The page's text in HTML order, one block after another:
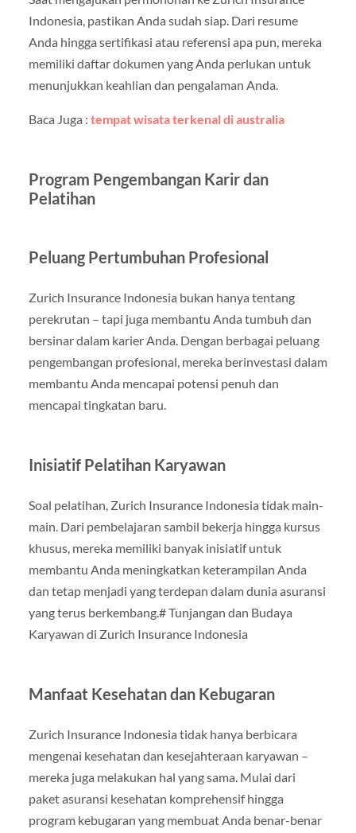
Indonesia, pastikan Anda sudah siap. Dari resume
Anda hingga sertifikasi atau referensi apa pun, mereka
memiliki daftar dokumen yang Anda perlukan untuk
menunjukkan keahlian dan pengalaman Anda.
Baca Juga : tempat wisata terkenal di australia
Program Pengembangan Karir dan
Pelatihan
Peluang Pertumbuhan Profesional
Zurich Insurance Indonesia bukan hanya tentang
perekrutan – tapi juga membantu Anda tumbuh dan
bersinar dalam karier Anda. Dengan berbagai peluang
pengembangan profesional, mereka berinvestasi dalam
membantu Anda mencapai potensi penuh dan
mencapai tingkatan baru.
Inisiatif Pelatihan Karyawan
Soal pelatihan, Zurich Insurance Indonesia tidak main-
main. Dari pembelajaran sambil bekerja hingga kursus
khusus, mereka memiliki banyak inisiatif untuk
membantu Anda meningkatkan keterampilan Anda
dan tetap menjadi yang terdepan dalam dunia asuransi
yang terus berkembang.# Tunjangan dan Budaya
Karyawan di Zurich Insurance Indonesia
Manfaat Kesehatan dan Kebugaran
Zurich Insurance Indonesia tidak hanya berbicara
mengenai kesehatan dan kesejahteraan karyawan –
mereka juga melakukan hal yang sama. Mulai dari
paket asuransi kesehatan komprehensif hingga
program kebugaran yang membuat Anda benar-benar